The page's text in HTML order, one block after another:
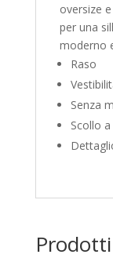
oversize
per una
moderno
Raso
Senza
Scollo a